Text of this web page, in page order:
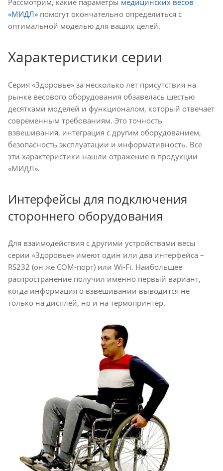
Рассмотрим, какие параметры медицинских весов
«МИДЛ» помогут окончательно определиться с
оптимальной моделью для ваших целей.
Характеристики серии
Серия «Здоровье» за несколько лет присутствия на
рынке весового оборудования обзавелась шестью
десятками моделей и функционалом, который отвечает
современным требованиям. Это точность
взвешивания, интеграция с другим оборудованием,
безопасность эксплуатации и информативность. Все
эти характеристики нашли отражение в продукции
«МИДЛ».
Интерфейсы для подключения
стороннего оборудования
Для взаимодействия с другими устройствами весы
серии «Здоровье» имеют один или два интерфейса –
RS232 (он же COM-порт) или Wi-Fi. Наибольшее
распространение получил именно первый вариант,
когда информация о взвешивании выводится не
только на дисплей, но и на термопринтер.